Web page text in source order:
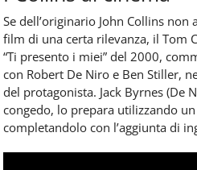
Se dell’originario John Collins
film di una certa rilevanza, il Tom
“Ti presento i miei” del 2000,
con Robert De Niro e Ben Stiller,
del protagonista. Jack Byrnes (De
congedo, lo prepara utilizzando
completandolo con l’aggiunta di